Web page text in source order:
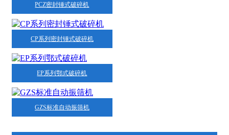
PCZ密封锤式破碎机
CP系列密封锤式破碎机
EP系列鄂式破碎机
GZS标准自动振筛机